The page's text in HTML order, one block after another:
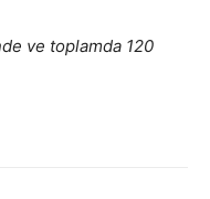
ve toplamda 120